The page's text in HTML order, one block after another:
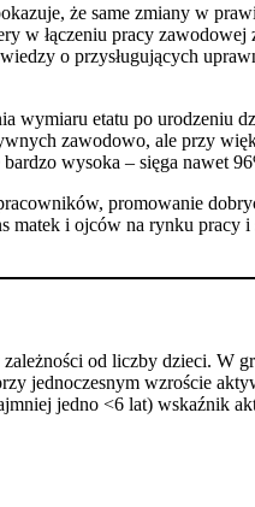
że same zmiany w
w łączeniu pracy
o przysługujących
wymiaru etatu po urodzeniu
zawodowo, ale przy
wysoka – sięga nawet
promowanie
matek i ojców na rynku
od liczby dzieci. W
jednoczesnym wzroście
jedno <6 lat) wskaźnik